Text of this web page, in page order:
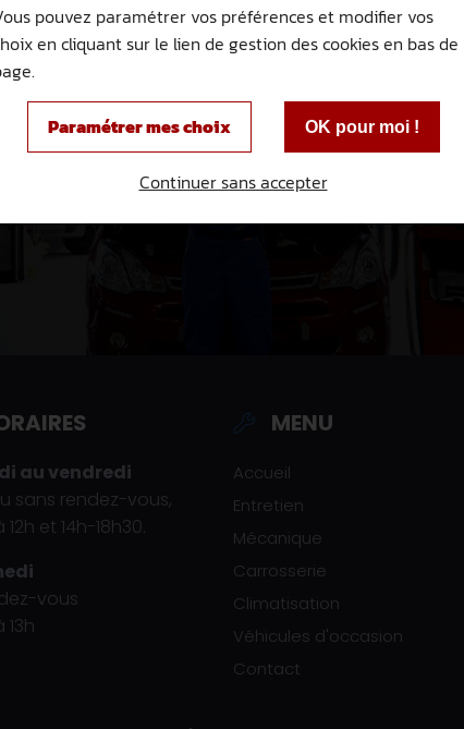
au vendredi
sans rendez-vous,
et 14h-18h30.
vous
MENU
Accueil
Entretien
Mécanique
Carrosserie
Climatisation
Véhicules d'occasion
Contact
pouvez paramétrer vos préférences et modifier vos
en cliquant sur le lien de gestion des cookies en bas de
Paramétrer mes choix OK pour moi !
Continuer sans accepter